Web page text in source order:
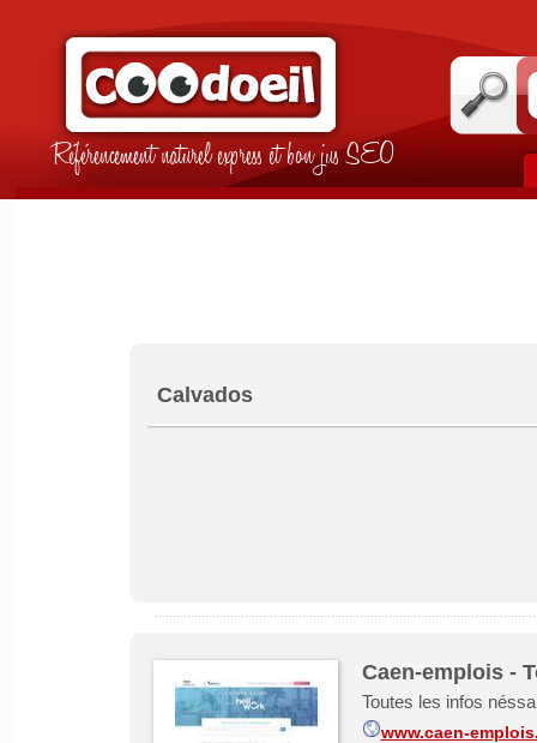
Référencement naturel express et bon jus SEO
Calvados
Caen-emplois -
Toutes les infos
www.caen-